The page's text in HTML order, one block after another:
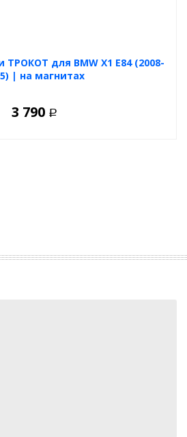
для BMW X1 E84 (2008-
| на магнитах
3 790 Р